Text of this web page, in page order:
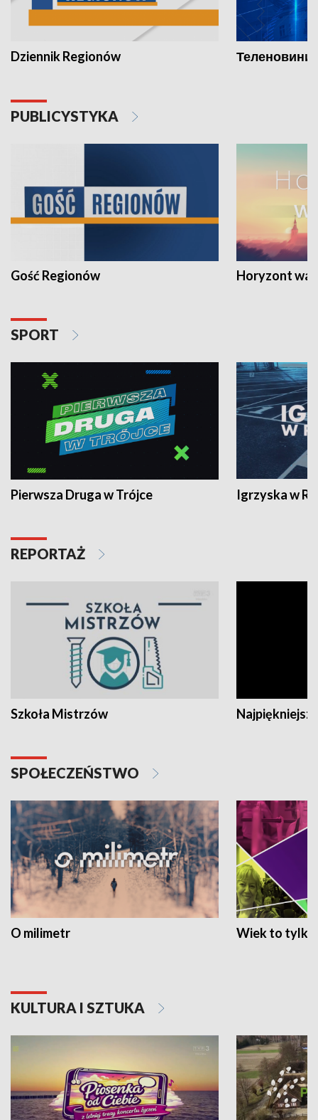
Dziennik Regionów Теленовини
PUBLICYSTYKA
Gość Regionów Horyzont
SPORT
Pierwsza Druga w Trójce Igrzyska w
REPORTAŻ
Szkoła Mistrzów
SPOŁECZEŃSTWO
O milimetr Wiek to tylko
KULTURA I SZTUKA